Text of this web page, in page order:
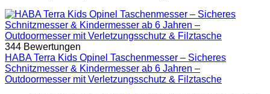
344 Bewertungen
HABA Terra Kids Opinel Taschenmesser – Sicheres
Schnitzmesser & Kindermesser ab 6 Jahren –
Outdoormesser mit Verletzungsschutz & Filztasche